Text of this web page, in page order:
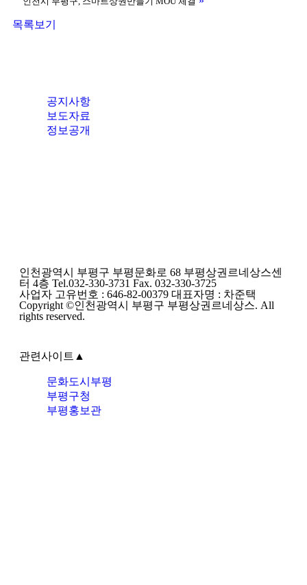
목록보기
공지사항
보도자료
정보공개
인천광역시 부평구 부평문화로 68 부평상권르네상스센
터 4층 Tel.032-330-3731 Fax. 032-330-3725
사업자 고유번호 : 646-82-00379 대표자명 : 차준택
Copyright ©인천광역시 부평구 부평상권르네상스. All
rights reserved.
관련사이트 ▲
문화도시부평
부평구청
부평홍보관